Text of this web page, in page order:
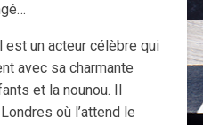
est un acteur célèbre qui
avec sa charmante
et la nounou. Il
où l’attend le